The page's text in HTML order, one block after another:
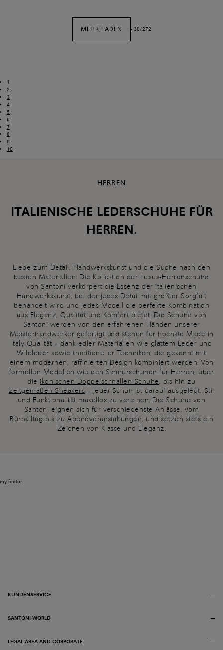
MEHR LADEN - 30/272
1
2
3
4
5
6
7
8
9
10
HERREN
ITALIENISCHE LEDERSCHUHE FÜR
HERREN.
Liebe zum Detail, Handwerkskunst und die Suche nach den
besten Materialien: Die Kollektion der Luxus-Herrenschuhe
von Santoni verkörpert die Essenz der italienischen
Handwerkskunst, bei der jedes Detail mit größter Sorgfalt
behandelt wird und jedes Modell die perfekte Kombination
aus Eleganz, Qualität und Komfort bietet. Die Schuhe von
Santoni werden von den erfahrenen Händen unserer
Meisterhandwerker gefertigt und stehen für höchste Made in
Italy-Qualität – dank edler Materialien wie glattem Leder und
Wildleder sowie traditioneller Techniken, die gekonnt mit
einem modernen, raffinierten Design kombiniert werden. Von
formellen Modellen wie den Schnürschuhen für Herren , über
die ikonischen Doppelschnallen-Schuhe
, bis hin zu
zeitgemäßen Sneakers – jeder Schuh ist darauf ausgelegt, Stil
und Funktionalität makellos zu vereinen. Die Schuhe von
Santoni eignen sich für verschiedenste Anlässe, vom
Büroalltag bis zu Abendveranstaltungen, und setzen stets ein
Zeichen von Klasse und Eleganz.
my footer
KUNDENSERVICE
SANTONI WORLD
LEGAL AREA AND CORPORATE